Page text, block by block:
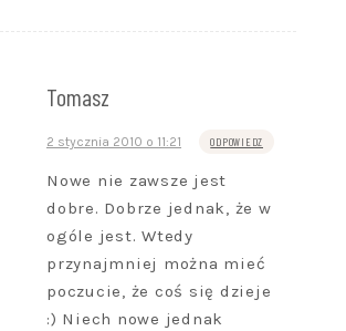
Tomasz
2 stycznia 2010 o 11:21 ODPOWIEDZ
Nowe nie zawsze jest
dobre. Dobrze jednak, że w
ogóle jest. Wtedy
przynajmniej można mieć
poczucie, że coś się dzieje
:) Niech nowe jednak